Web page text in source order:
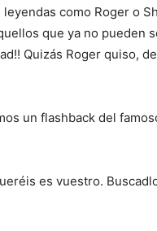
leyendas como Roger o
que ya no pueden
Quizás Roger quiso,
un flashback del
es vuestro.